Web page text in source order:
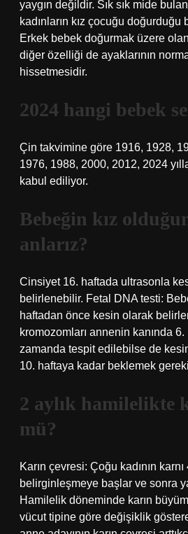
yaygın değildir. Sık sık mide
kadınların kız çocuğu
Erkek bebek doğurmak üzere
diğer özelliği de ayaklarının
hissetmesidir.
2024 hangi bebek
Çin takvimine göre 1916, 1928,
1976, 1988, 2000, 2012, 2024
kabul ediliyor.
Bebeğin kız
anlarız?
Cinsiyet 16. haftada ultrasonla
belirlenebilir. Fetal DNA testi:
haftadan önce kesin olarak
kromozomları annenin kanında
zamanda tespit edilebilse de
10. haftaya kadar beklemek
2 aylık hamilelikte
mü?
Karın çevresi: Çoğu kadının
belirginleşmeye başlar ve sonra
Hamilelik döneminde karın
vücut tipine göre değişiklik